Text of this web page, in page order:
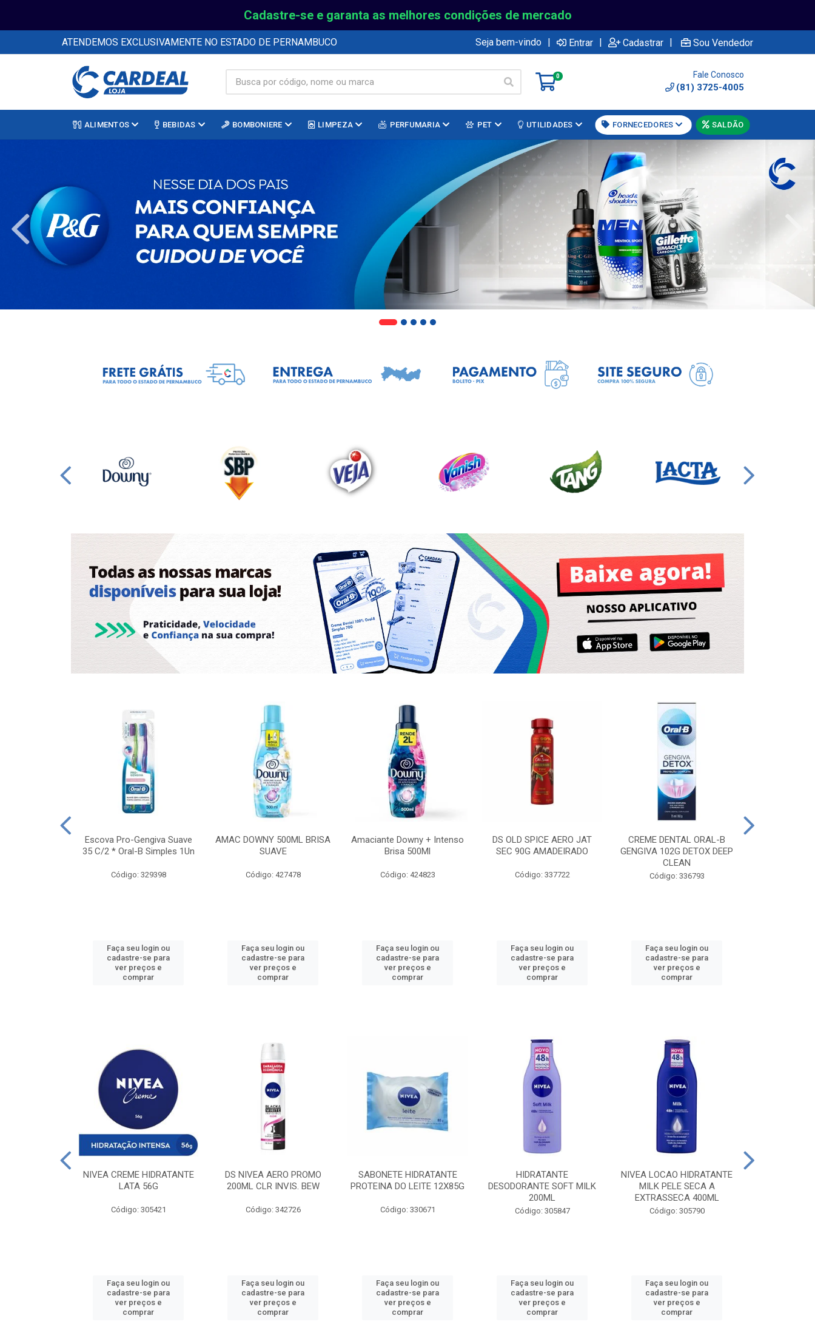
Cadastre-se e garanta as melhores condições de mercado
ATENDEMOS EXCLUSIVAMENTE NO ESTADO DE PERNAMBUCO Seja bem-vindo | Entrar | Cadastrar | Sou Vendedor
0 Fale Conosco
(81) 3725-4005
ALIMENTOS BEBIDAS BOMBONIERE LIMPEZA PERFUMARIA PET UTILIDADES FORNECEDORES SALDÃO
Escova Pro-Gengiva Suave
35 C/2 * Oral-B Simples 1Un
Código: 329398
Faça seu login ou
cadastre-se para
ver preços e
comprar
AMAC DOWNY 500ML BRISA
SUAVE
Código: 427478
Faça seu login ou
cadastre-se para
ver preços e
comprar
Amaciante Downy + Intenso
Brisa 500Ml
Código: 424823
Faça seu login ou
cadastre-se para
ver preços e
comprar
DS OLD SPICE AERO JAT
SEC 90G AMADEIRADO
Código: 337722
Faça seu login ou
cadastre-se para
ver preços e
comprar
CREME DENTAL ORAL-B
GENGIVA 102G DETOX DEEP
CLEAN
Código: 336793
Faça seu login ou
cadastre-se para
ver preços e
comprar
NIVEA CREME HIDRATANTE
LATA 56G
Código: 305421
Faça seu login ou
cadastre-se para
ver preços e
comprar
DS NIVEA AERO PROMO
200ML CLR INVIS. BEW
Código: 342726
Faça seu login ou
cadastre-se para
ver preços e
comprar
SABONETE HIDRATANTE
PROTEINA DO LEITE 12X85G
Código: 330671
Faça seu login ou
cadastre-se para
ver preços e
comprar
HIDRATANTE
DESODORANTE SOFT MILK
200ML
Código: 305847
Faça seu login ou
cadastre-se para
ver preços e
comprar
NIVEA LOCAO HIDRATANTE
MILK PELE SECA A
EXTRASSECA 400ML
Código: 305790
Faça seu login ou
cadastre-se para
ver preços e
comprar